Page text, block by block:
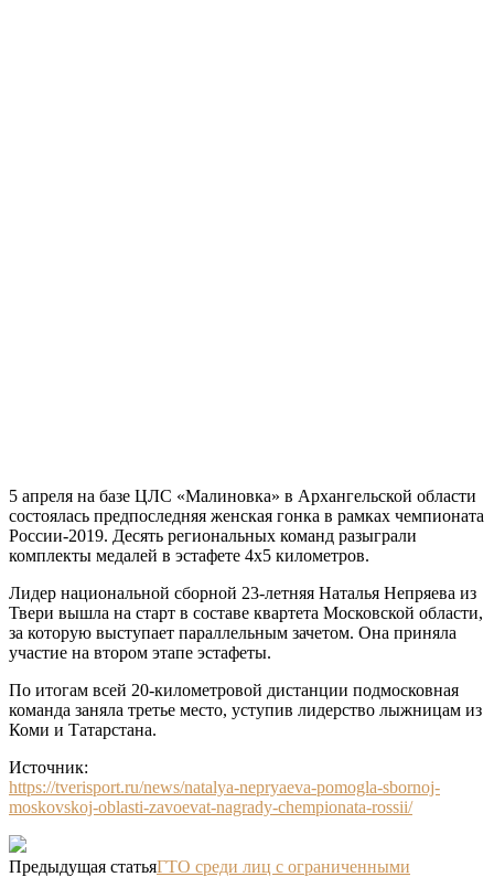
5 апреля на базе ЦЛС «Малиновка» в Архангельской области
состоялась предпоследняя женская гонка в рамках чемпионата
России-2019. Десять региональных команд разыграли
комплекты медалей в эстафете 4х5 километров.
Лидер национальной сборной 23-летняя Наталья Непряева из
Твери вышла на старт в составе квартета Московской области,
за которую выступает параллельным зачетом. Она приняла
участие на втором этапе эстафеты.
По итогам всей 20-километровой дистанции подмосковная
команда заняла третье место, уступив лидерство лыжницам из
Коми и Татарстана.
Источник:
https://tverisport.ru/news/natalya-nepryaeva-pomogla-sbornoj-
moskovskoj-oblasti-zavoevat-nagrady-chempionata-rossii/
Предыдущая статьяГТО среди лиц с ограниченными